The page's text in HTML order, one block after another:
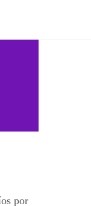
por